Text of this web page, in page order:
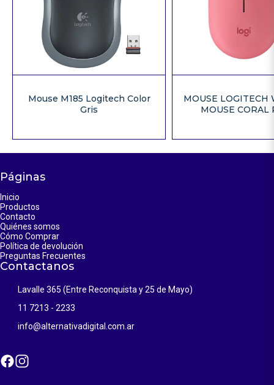
Mouse M185 Logitech Color
Gris
MOUSE LOGITECH
MOUSE CORAL
Páginas
Inicio
Productos
Contacto
Quiénes somos
Cómo Comprar
Política de devolución
Preguntas Frecuentes
Contactanos
Lavalle 365 (Entre Reconquista y 25 de Mayo)
11 7213 - 2233
info@alternativadigital.com.ar